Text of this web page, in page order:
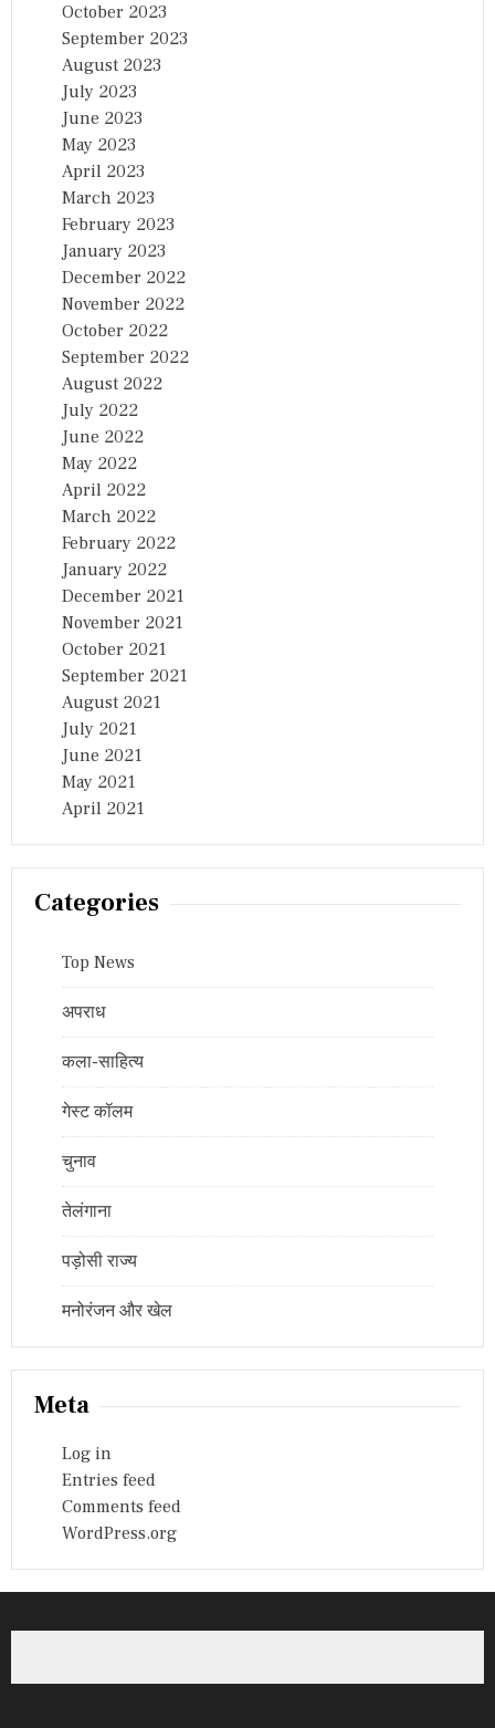
October 2023
September 2023
August 2023
July 2023
June 2023
May 2023
April 2023
March 2023
February 2023
January 2023
December 2022
November 2022
October 2022
September 2022
August 2022
July 2022
June 2022
May 2022
April 2022
March 2022
February 2022
January 2022
December 2021
November 2021
October 2021
September 2021
August 2021
July 2021
June 2021
May 2021
April 2021
Categories
Top News
अपराध
कला-साहित्य
गेस्ट कॉलम
चुनाव
तेलंगाना
पड़ोसी राज्य
मनोरंजन और खेल
Meta
Log in
Entries feed
Comments feed
WordPress.org